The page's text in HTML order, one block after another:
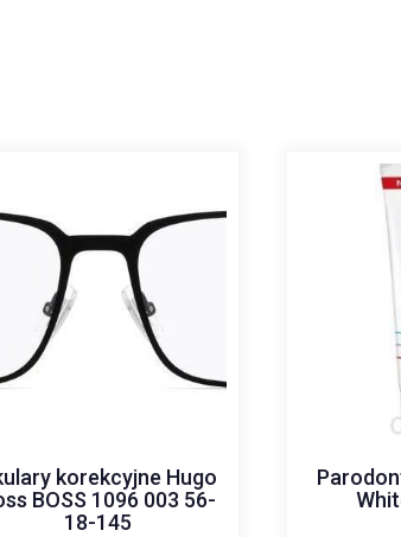
korekcyjne Hugo
BOSS 1096 003 56-
18-145